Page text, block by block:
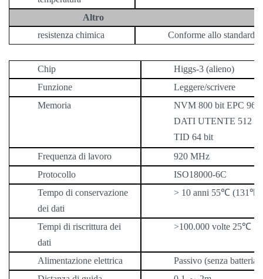
Altro
resistenza chimica
Conforme allo standard
Chip
Higgs-3 (alieno)
Funzione
Leggere/scrivere
Memoria
NVM 800 bit EPC 96
DATI UTENTE 512
TID 64 bit
Frequenza di lavoro
920 MHz
Protocollo
ISO18000-6C
Tempo di conservazione
dei dati
> 10anni 55℃(131 ℉
Tempi di riscrittura dei
dati
>100.000 volte 25℃（
Alimentazione elettrica
Passivo (senza batteria)